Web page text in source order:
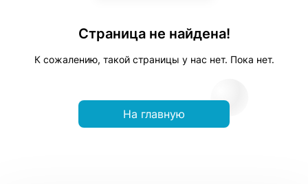
Страница не найдена!
К сожалению, такой страницы у нас нет. Пока нет.
На главную